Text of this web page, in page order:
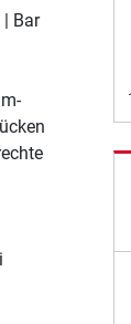
Bar